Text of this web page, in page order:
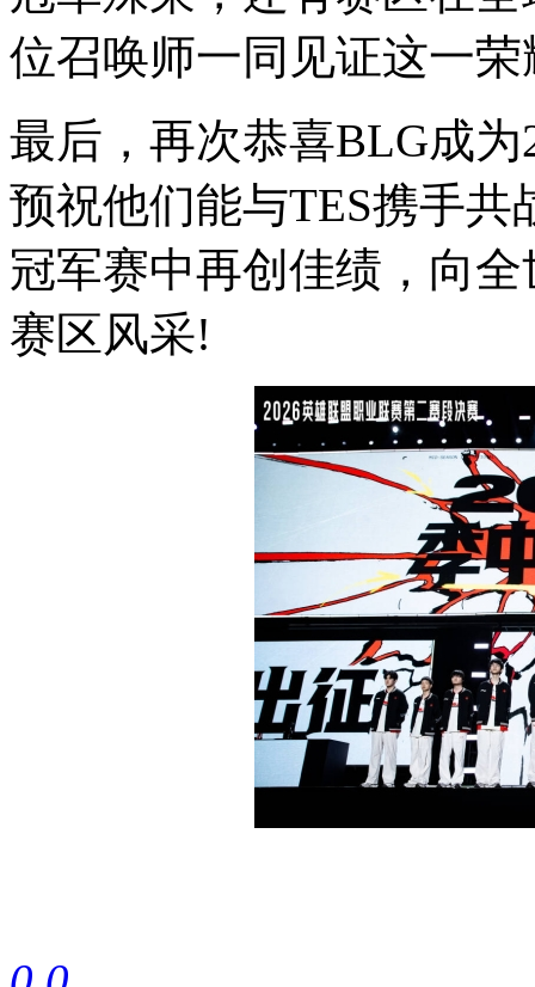
位召唤师一同见证这一
最后，再次恭喜BLG成
预祝他们能与TES携手共
冠军赛中再创佳绩，向
赛区风采!